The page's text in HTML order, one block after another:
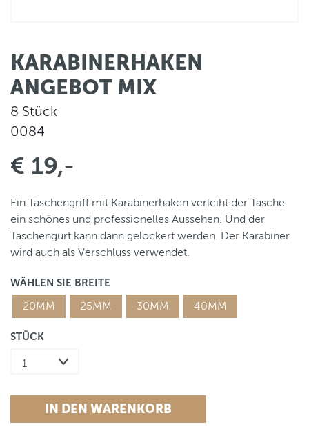
KARABINERHAKEN
ANGEBOT MIX
8 Stück
0084
€ 19,-
Ein Taschengriff mit Karabinerhaken verleiht der Tasche
ein schönes und professionelles Aussehen. Und der
Taschengurt kann dann gelockert werden. Der Karabiner
wird auch als Verschluss verwendet.
WÄHLEN SIE BREITE
20MM 25MM 30MM 40MM
STÜCK